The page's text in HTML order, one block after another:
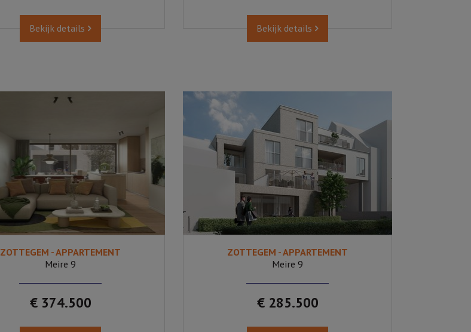
Bekijk details Bekijk details
3 Ja
ZOTTEGEM - APPARTEMENT
Meire 9
€ 374.500
2 Ja
ZOTTEGEM - APPARTEMENT
Meire 9
€ 285.500